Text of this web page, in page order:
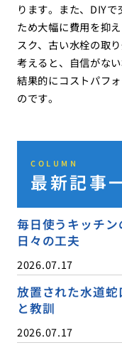
ります。また、DIY
ため大幅に費用を抑
スク、古い水栓の取
考えると、自信がな
結果的にコストパフ
のです。
COLUMN
最新記事
毎日使うキッチ
日々の工夫
2026.07.17
放置された水道
と教訓
2026.07.17